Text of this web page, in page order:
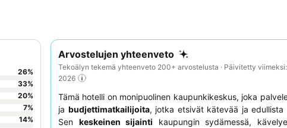
Arvostelujen yhteenveto
Tekoälyn tekemä yhteenveto 200+ arvostelusta · Päivitetty
2026
Tämä hotelli on monipuolinen kaupunkikeskus, joka
ja budjettimatkailijoita, jotka etsivät kätevää ja edullista
Sen keskeinen sijainti kaupungin sydämessä,
26%
33%
20%
7%
14%